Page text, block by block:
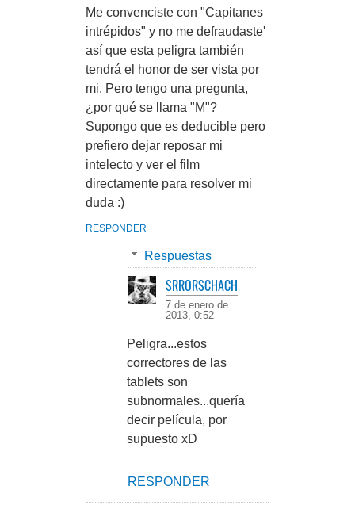
Me convenciste con "Capitanes
intrépidos" y no me defraudaste'
así que esta peligra también
tendrá el honor de ser vista por
mi. Pero tengo una pregunta,
¿por qué se llama "M"?
Supongo que es deducible pero
prefiero dejar reposar mi
intelecto y ver el film
directamente para resolver mi
duda :)
RESPONDER
Respuestas
SRRORSCHACH
7 de enero de
2013, 0:52
Peligra...estos
correctores de las
tablets son
subnormales...quería
decir película, por
supuesto xD
RESPONDER